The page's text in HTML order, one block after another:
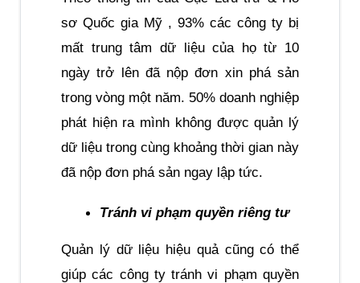
sơ Quốc gia Mỹ , 93% các công ty bị
mất trung tâm dữ liệu của họ từ 10
ngày trở lên đã nộp đơn xin phá sản
trong vòng một năm. 50% doanh nghiệp
phát hiện ra mình không được quản lý
dữ liệu trong cùng khoảng thời gian này
đã nộp đơn phá sản ngay lập tức.
Tránh vi phạm quyền riêng tư
Quản lý dữ liệu hiệu quả cũng có thể
giúp các công ty tránh vi phạm quyền